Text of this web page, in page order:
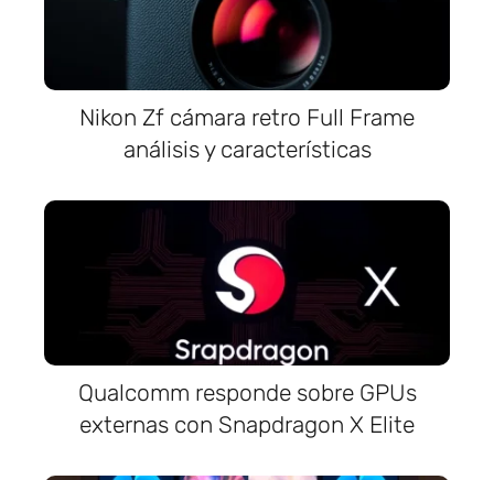
Nikon Zf cámara retro Full Frame
análisis y características
Qualcomm responde sobre GPUs
externas con Snapdragon X Elite